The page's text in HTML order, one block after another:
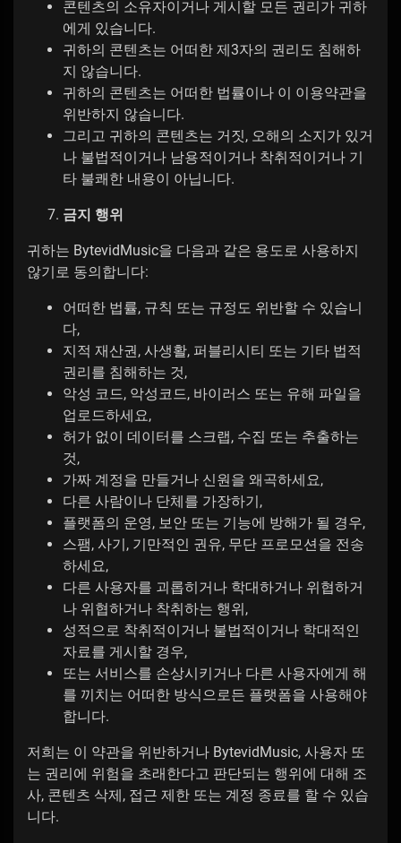
콘텐츠의 소유자이거나 게시할 모든 권리가 귀하
에게 있습니다.
귀하의 콘텐츠는 어떠한 제3자의 권리도 침해하
지 않습니다.
귀하의 콘텐츠는 어떠한 법률이나 이 이용약관을
위반하지 않습니다.
그리고 귀하의 콘텐츠는 거짓, 오해의 소지가 있거
나 불법적이거나 남용적이거나 착취적이거나 기
타 불쾌한 내용이 아닙니다.
금지 행위
귀하는 BytevidMusic을 다음과 같은 용도로 사용하지
않기로 동의합니다:
어떠한 법률, 규칙 또는 규정도 위반할 수 있습니
다,
지적 재산권, 사생활, 퍼블리시티 또는 기타 법적
권리를 침해하는 것,
악성 코드, 악성코드, 바이러스 또는 유해 파일을
업로드하세요,
허가 없이 데이터를 스크랩, 수집 또는 추출하는
것,
가짜 계정을 만들거나 신원을 왜곡하세요,
다른 사람이나 단체를 가장하기,
플랫폼의 운영, 보안 또는 기능에 방해가 될 경우,
스팸, 사기, 기만적인 권유, 무단 프로모션을 전송
하세요,
다른 사용자를 괴롭히거나 학대하거나 위협하거
나 위협하거나 착취하는 행위,
성적으로 착취적이거나 불법적이거나 학대적인
자료를 게시할 경우,
또는 서비스를 손상시키거나 다른 사용자에게 해
를 끼치는 어떠한 방식으로든 플랫폼을 사용해야
합니다.
저희는 이 약관을 위반하거나 BytevidMusic, 사용자 또
는 권리에 위험을 초래한다고 판단되는 행위에 대해 조
사, 콘텐츠 삭제, 접근 제한 또는 계정 종료를 할 수 있습
니다.